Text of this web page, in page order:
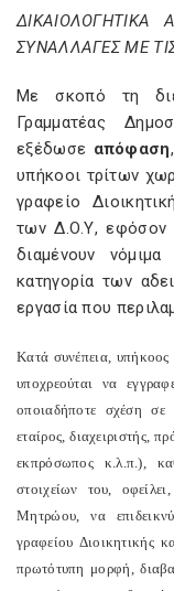
ΣΥΝΑΛΛΑΓΕΣ ΜΕ
Με σκοπό τη
Γραμματέας
εξέδωσε απόφαση
υπήκοοι τρίτων
γραφείο
των Δ.Ο.Υ, εφόσον
διαμένουν
κατηγορία των
εργασία που
Κατά συνέπεια, υπήκοος
υποχρεούται να
οποιαδήποτε σχέση
εταίρος, διαχειριστής,
εκπρόσωπος κ.λ.π.),
στοιχείων του,
Μητρώου, να
γραφείου Διοικητικής
πρωτότυπη μορφή,